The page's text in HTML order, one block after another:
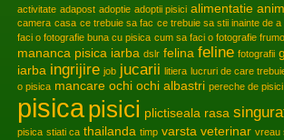
activitate adapost adoptie adoptii pisici alimentatie
camera casa ce trebuie sa fac ce trebuie sa stii inainte de
faci o fotografie buna cu pisica cum sa faci o fotografie
mananca pisica iarba dslr felina feline fotografii
iarba ingrijire job jucarii litiera lucruri de care
o pisica mancare ochi ochi albastri pereche de pisici
pisicapisici plictiseala rasa
pisica stiati ca thailanda timp varsta veterinar vreau